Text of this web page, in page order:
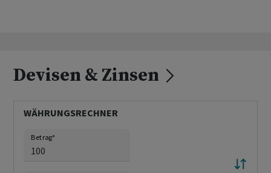
Devisen & Zinsen
WÄHRUNGSRECHNER
Betrag*